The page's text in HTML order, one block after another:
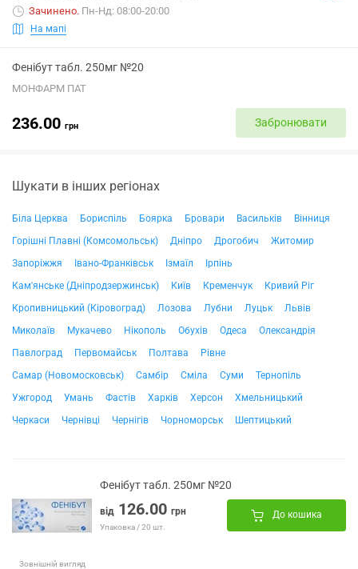
Зачинено. Пн-Нд: 08:00-20:00
На мапі
Фенібут табл. 250мг №20
МОНФАРМ ПАТ
236.00 грн Забронювати
Шукати в інших регіонах
Біла Церква Бориспіль Боярка Бровари Васильків
Вінниця
Горішні Плавні (Комсомольськ)
Дніпро Дрогобич
Житомир
Запоріжжя
Івано-Франківськ Ізмаїл
Ірпінь
Кам'янське (Дніпродзержинськ)
Київ Кременчук
Кривий Ріг
Кропивницький (Кіровоград)
Лозова Лубни Луцьк
Львів
Миколаїв
Мукачево Нікополь Обухів Одеса
Олександрія
Павлоград
Первомайськ Полтава
Рівне
Самар (Новомосковськ)
Самбір Сміла Суми
Тернопіль
Ужгород
Умань Фастів Харків Херсон
Хмельницький
Черкаси
Чернівці Чернігів Чорноморськ Шептицький
Зовнішній вигляд
Фенібут табл. 250мг №20
від 126.00 грн
Упаковка / 20 шт.
До кошика